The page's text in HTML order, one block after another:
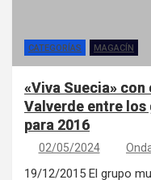
CATEGORÍAS MAGACÍN
«Viva Suecia»
Valverde entre
para 2016
02/05/2024
19/12/2015 El grupo